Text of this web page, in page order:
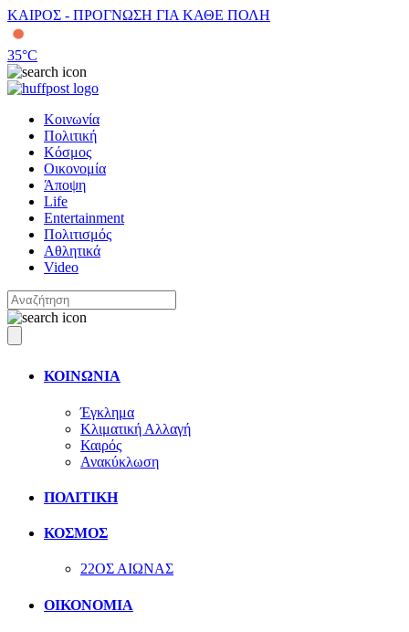
ΚΑΙΡΟΣ - ΠΡΟΓΝΩΣΗ ΓΙΑ ΚΑΘΕ ΠΟΛΗ
35°C
Κοινωνία
Πολιτική
Κόσμος
Οικονομία
Άποψη
Life
Entertainment
Πολιτισμός
Αθλητικά
Video
ΚΟΙΝΩΝΙΑ
Έγκλημα
Κλιματική Αλλαγή
Καιρός
Ανακύκλωση
ΠΟΛΙΤΙΚΗ
ΚΟΣΜΟΣ
22ΟΣ ΑΙΩΝΑΣ
ΟΙΚΟΝΟΜΙΑ